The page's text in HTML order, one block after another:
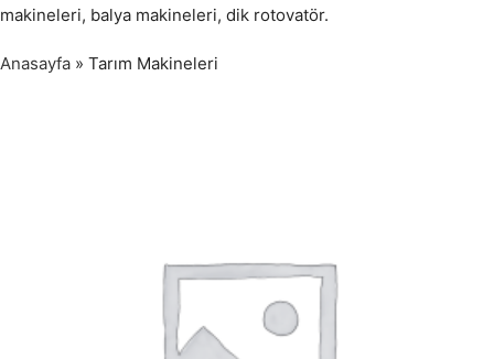
makineleri, balya makineleri, dik rotovatör.
Anasayfa » Tarım Makineleri